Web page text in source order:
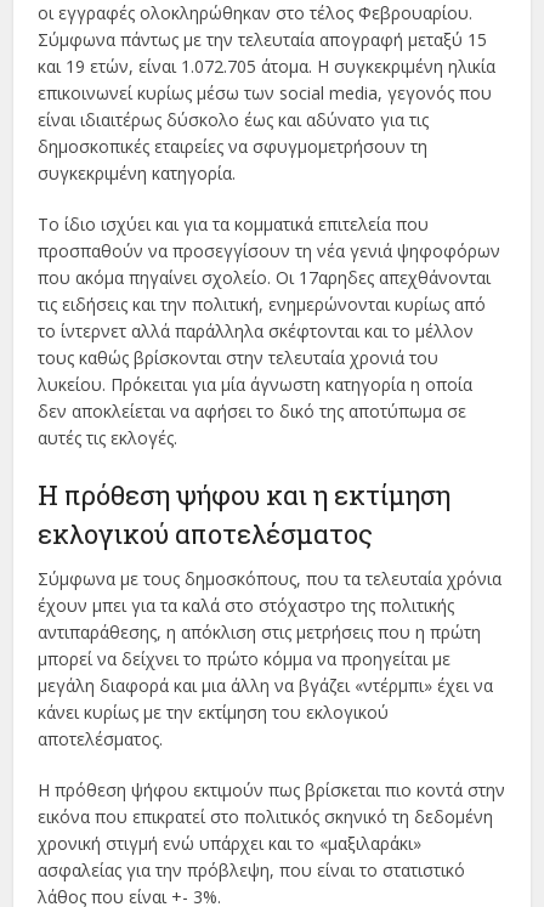
οι εγγραφές ολοκληρώθηκαν στο τέλος Φεβρουαρίου.
Σύμφωνα πάντως με την τελευταία απογραφή μεταξύ 15
και 19 ετών, είναι 1.072.705 άτομα. Η συγκεκριμένη ηλικία
επικοινωνεί κυρίως μέσω των social media, γεγονός που
είναι ιδιαιτέρως δύσκολο έως και αδύνατο για τις
δημοσκοπικές εταιρείες να σφυγμομετρήσουν τη
συγκεκριμένη κατηγορία.
Το ίδιο ισχύει και για τα κομματικά επιτελεία που
προσπαθούν να προσεγγίσουν τη νέα γενιά ψηφοφόρων
που ακόμα πηγαίνει σχολείο. Οι 17αρηδες απεχθάνονται
τις ειδήσεις και την πολιτική, ενημερώνονται κυρίως από
το ίντερνετ αλλά παράλληλα σκέφτονται και το μέλλον
τους καθώς βρίσκονται στην τελευταία χρονιά του
λυκείου. Πρόκειται για μία άγνωστη κατηγορία η οποία
δεν αποκλείεται να αφήσει το δικό της αποτύπωμα σε
αυτές τις εκλογές.
Η πρόθεση ψήφου και η εκτίμηση
εκλογικού αποτελέσματος
Σύμφωνα με τους δημοσκόπους, που τα τελευταία χρόνια
έχουν μπει για τα καλά στο στόχαστρο της πολιτικής
αντιπαράθεσης, η απόκλιση στις μετρήσεις που η πρώτη
μπορεί να δείχνει το πρώτο κόμμα να προηγείται με
μεγάλη διαφορά και μια άλλη να βγάζει «ντέρμπι» έχει να
κάνει κυρίως με την εκτίμηση του εκλογικού
αποτελέσματος.
Η πρόθεση ψήφου εκτιμούν πως βρίσκεται πιο κοντά στην
εικόνα που επικρατεί στο πολιτικός σκηνικό τη δεδομένη
χρονική στιγμή ενώ υπάρχει και το «μαξιλαράκι»
ασφαλείας για την πρόβλεψη, που είναι το στατιστικό
λάθος που είναι +- 3%.